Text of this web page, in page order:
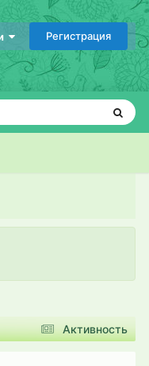
Регистрация
Активность